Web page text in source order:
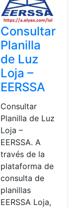
Consultar
Planilla
de Luz
Loja –
EERSSA
Consultar
Planilla de Luz
Loja –
EERSSA. A
través de la
plataforma de
consulta de
planillas
EERSSA Loja,